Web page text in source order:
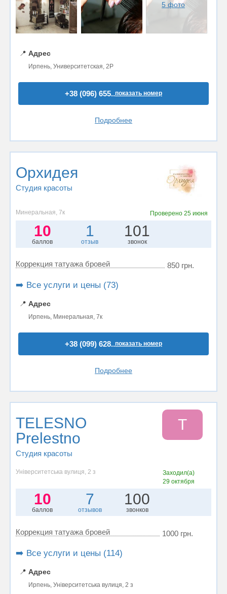
5 фото
📍 Адрес
Ирпень, Университетская, 2Р
+38 (096) 655..показать номер
Подробнее
Орхидея
Студия красоты
Минеральная, 7к Проверено 25 июня
10
баллов
1
отзыв
101
звонок
Коррекция татуажа бровей 850 грн.
➡️ Все услуги и цены (73)
📍 Адрес
Ирпень, Минеральная, 7к
+38 (099) 628..показать номер
Подробнее
TELESNO
Prelestno
Студия красоты
T
Університетська вулиця, 2 з
Заходил(а)
29 октября
10
баллов
7
отзывов
100
звонков
Коррекция татуажа бровей 1000 грн.
➡️ Все услуги и цены (114)
📍 Адрес
Ирпень, Університетська вулиця, 2 з